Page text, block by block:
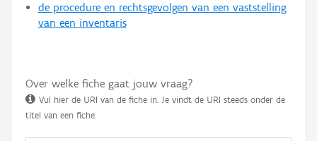
de procedure en rechtsgevolgen van een vaststelling
van een inventaris
Over welke fiche gaat jouw vraag?
Vul hier de URI van de fiche in. Je vindt de URI steeds onder de
titel van een fiche.